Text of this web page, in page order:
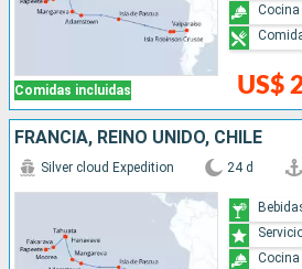
Comidas incluidas US$
FRANCIA, REINO UNIDO, CHILE
Silver cloud Expedition 24 d